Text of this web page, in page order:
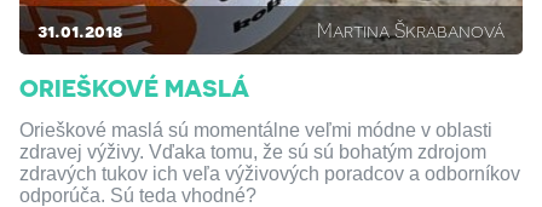
31.01.2018 Martina Škrabanová
ORIEŠKOVÉ MASLÁ
Orieškové maslá sú momentálne veľmi módne v oblasti
zdravej výživy. Vďaka tomu, že sú sú bohatým zdrojom
zdravých tukov ich veľa výživových poradcov a odborníkov
odporúča. Sú teda vhodné?